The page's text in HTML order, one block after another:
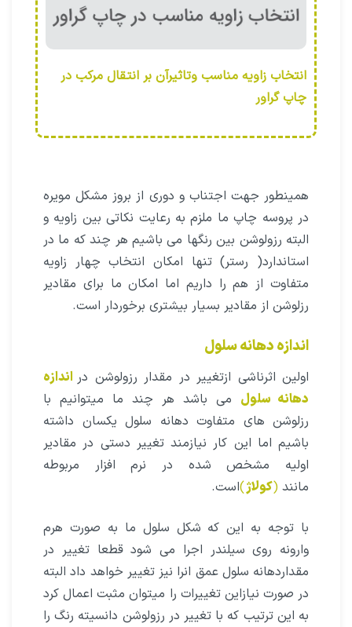
انتخاب زاویه مناسب وتاثیرآن بر انتقال مرکب در
چاپ گراور
همینطور جهت اجتناب و دوری از بروز مشکل مویره
در پروسه چاپ ما ملزم به رعایت نکاتی بین زاویه و
البته رزولوشن بین رنگها می باشیم هر چند که ما در
استاندارد( رستر) تنها امکان انتخاب چهار زاویه
متفاوت از هم را داریم اما امکان ما برای مقادیر
رزلوشن از مقادیر بسیار بیشتری برخوردار است.
اندازه دهانه سلول
اولین اثرناشی ازتغییر در مقدار رزولوشن در اندازه
دهانه سلول می باشد هر چند ما میتوانیم با
رزلوشن های متفاوت دهانه سلول یکسان داشته
باشیم اما این کار نیازمند تغییر دستی در مقادیر
اولیه مشخص شده در نرم افزار مربوطه
مانند (کولاژ)است.
با توجه به این که شکل سلول ما به صورت هرم
وارونه روی سیلندر اجرا می شود قطعا تغییر در
مقداردهانه سلول عمق انرا نیز تغییر خواهد داد البته
در صورت نیازاین تغییرات را میتوان مثبت اعمال کرد
به این ترتیب که با تغییر در رزولوشن دانسیته رنگ را